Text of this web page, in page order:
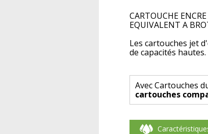
CARTOUCHE
EQUIVALENT A
Les cartouches jet
de capacités hautes.
Avec Cartouches
cartouches